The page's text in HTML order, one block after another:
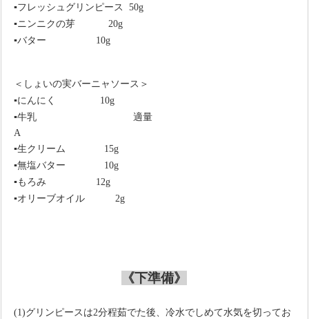
▪フレッシュグリンピース 50g
▪ニンニクの芽 20g
▪バター 10g
＜しょいの実バーニャソース＞
▪にんにく 10g
▪牛乳 適量
A
▪生クリーム 15g
▪無塩バター 10g
▪もろみ 12g
▪オリーブオイル 2g
《下準備》
(1)グリンピースは2分程茹でた後、冷水でしめて水気を切ってお